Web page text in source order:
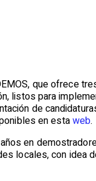
que ofrece
listos para
de
en estaweb.
en
locales, con idea